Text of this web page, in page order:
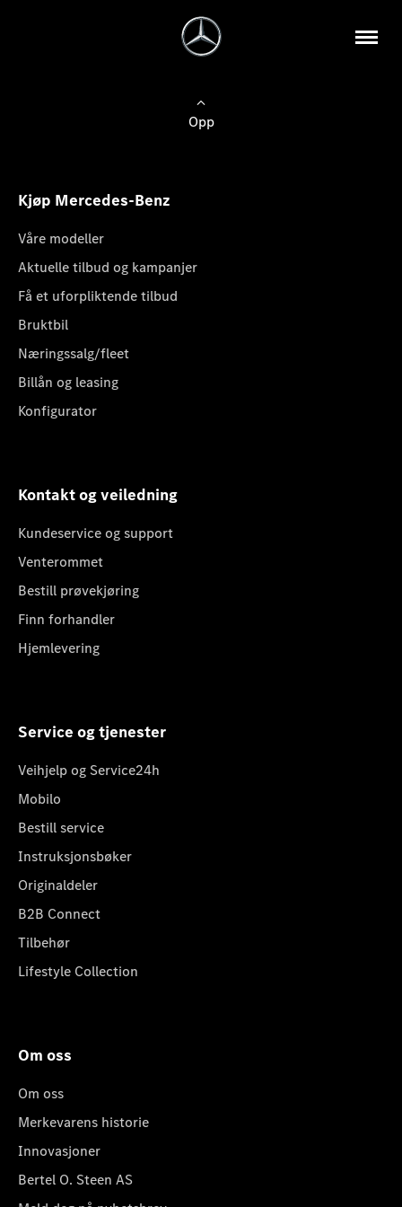
Opp
Kjøp Mercedes-Benz
Våre modeller
Aktuelle tilbud og kampanjer
Få et uforpliktende tilbud
Bruktbil
Næringssalg/fleet
Billån og leasing
Konfigurator
Kontakt og veiledning
Kundeservice og support
Venterommet
Bestill prøvekjøring
Finn forhandler
Hjemlevering
Service og tjenester
Veihjelp og Service24h
Mobilo
Bestill service
Instruksjonsbøker
Originaldeler
B2B Connect
Tilbehør
Lifestyle Collection
Om oss
Om oss
Merkevarens historie
Innovasjoner
Bertel O. Steen AS